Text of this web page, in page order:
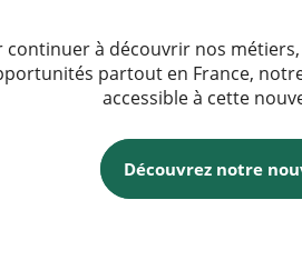
continuer à découvrir nos
partout en France,
accessible à cette
Découvrez notre